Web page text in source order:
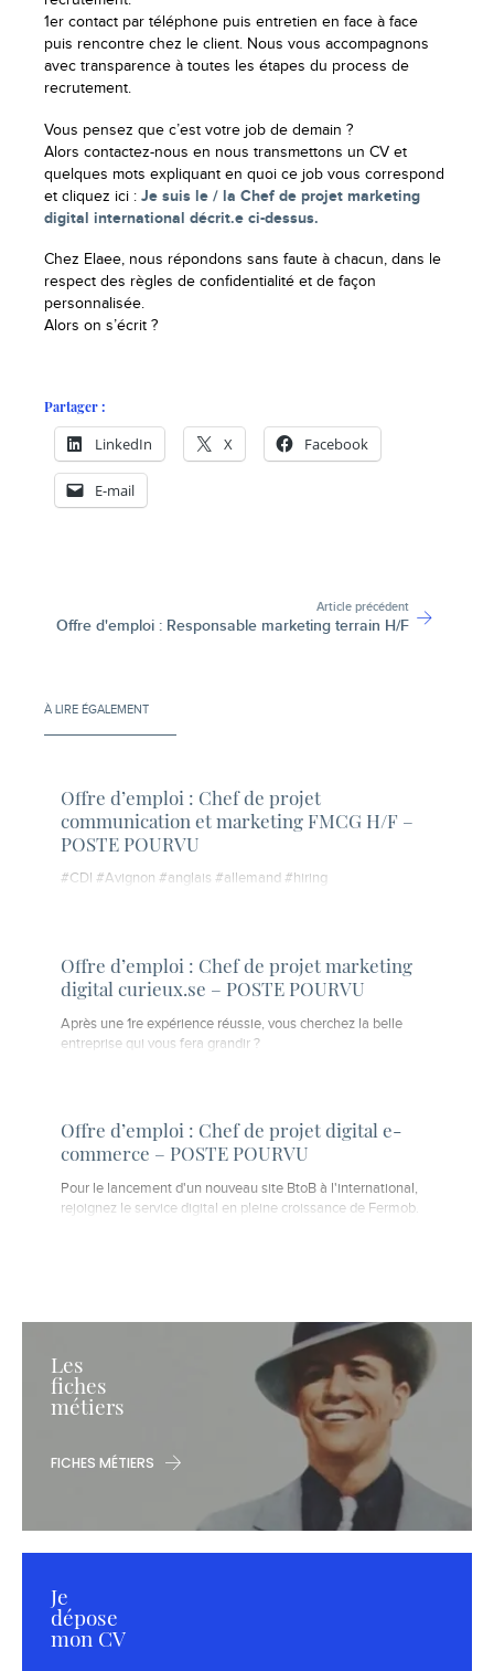
1er contact par téléphone puis entretien en face à face
puis rencontre chez le client. Nous vous accompagnons
avec transparence à toutes les étapes du process de
recrutement.
Vous pensez que c’est votre job de demain ?
Alors contactez-nous en nous transmettons un CV et
quelques mots expliquant en quoi ce job vous correspond
et cliquez ici : Je suis le / la Chef de projet marketing
digital international décrit.e ci-dessus.
Chez Elaee, nous répondons sans faute à chacun, dans le
respect des règles de confidentialité et de façon
personnalisée.
Alors on s’écrit ?
Partager :
LinkedIn X Facebook
E-mail
Article précédent
Offre d'emploi : Responsable marketing terrain H/F
À LIRE ÉGALEMENT
Offre d’emploi : Chef de projet
communication et marketing FMCG H/F –
POSTE POURVU
#CDI #Avignon #anglais #allemand #hiring
Offre d’emploi : Chef de projet marketing
digital curieux.se – POSTE POURVU
Après une 1re expérience réussie, vous cherchez la belle
entreprise qui vous fera grandir ?
Offre d’emploi : Chef de projet digital e-
commerce – POSTE POURVU
Pour le lancement d'un nouveau site BtoB à l'international,
rejoignez le service digital en pleine croissance de Fermob.
Les
fiches
métiers
FICHES MÉTIERS
Je
dépose
mon CV